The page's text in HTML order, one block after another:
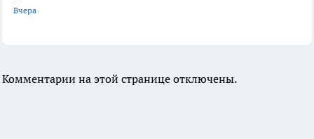
Вчера
Комментарии на этой странице отключены.